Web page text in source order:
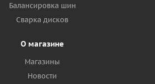
Балансировка шин
Сварка дисков
О магазине
Магазины
Новости